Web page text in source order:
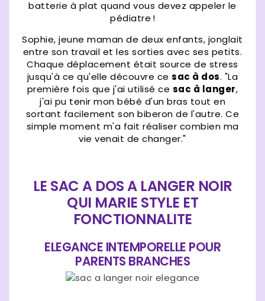
batterie à plat quand vous devez appeler le
pédiatre !
Sophie, jeune maman de deux enfants, jonglait
entre son travail et les sorties avec ses petits.
Chaque déplacement était source de stress
jusqu'à ce qu'elle découvre cesac à dos. "La
première fois que j'ai utilisé ce sac à langer,
j'ai pu tenir mon bébé d'un bras tout en
sortant facilement son biberon de l'autre. Ce
simple moment m'a fait réaliser combien ma
vie venait de changer."
LE SAC A DOS A LANGER NOIR
QUI MARIE STYLE ET
FONCTIONNALITE
ELEGANCE INTEMPORELLE POUR
PARENTS BRANCHES